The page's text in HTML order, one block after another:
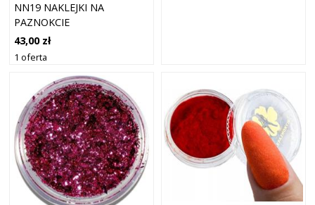
NN19 NAKLEJKI NA
PAZNOKCIE
43,00 zł
1 oferta